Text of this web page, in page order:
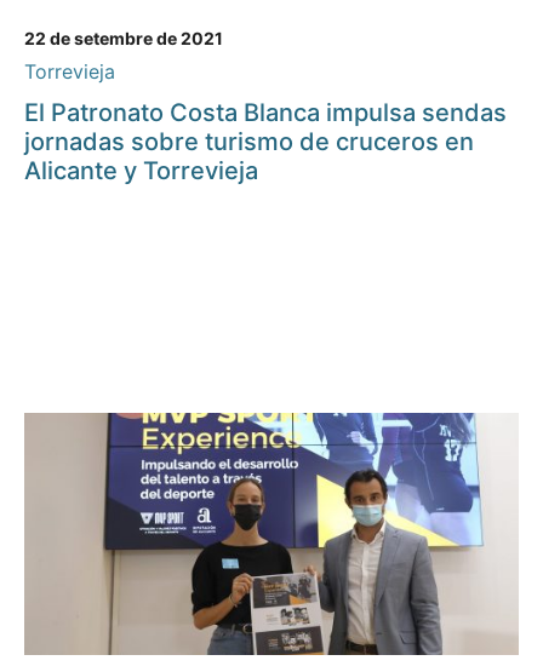
22 de setembre de 2021
Torrevieja
El Patronato Costa Blanca impulsa sendas
jornadas sobre turismo de cruceros en
Alicante y Torrevieja